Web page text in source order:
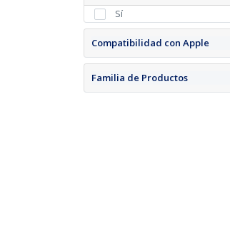
Sí
Compatibilidad con Apple
Familia de Productos